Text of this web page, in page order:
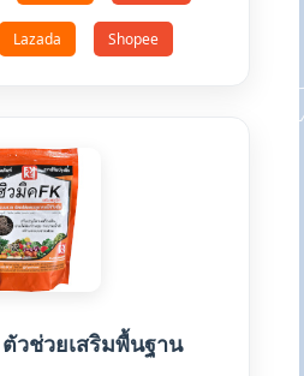
Lazada Shopee
วช่วยเสริมพื้นฐาน